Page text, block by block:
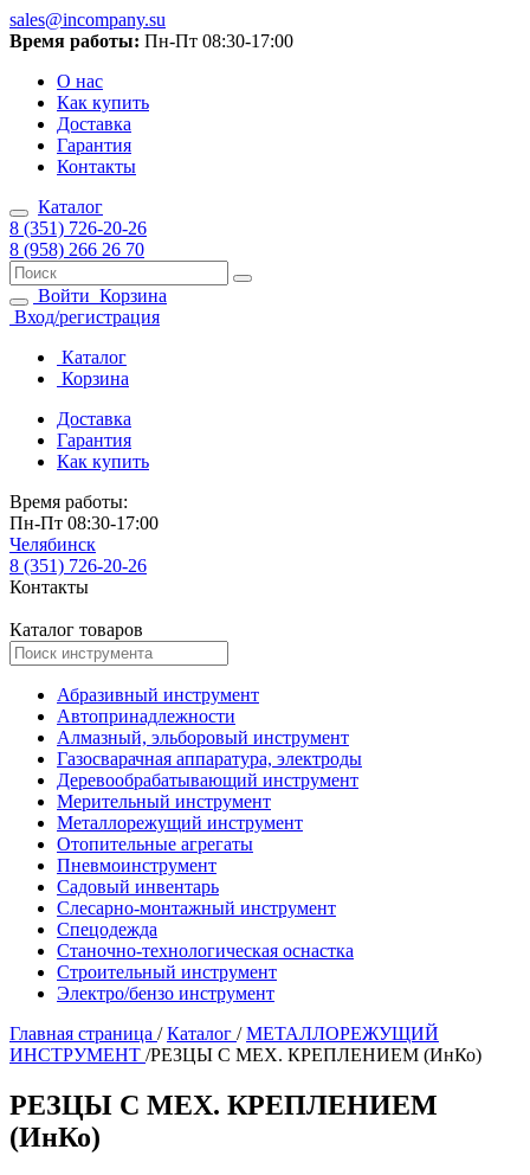
sales@incompany.su
Время работы: Пн-Пт 08:30-17:00
О нас
Как купить
Доставка
Гарантия
Контакты
Каталог
8 (351) 726-20-26
8 (958) 266 26 70
Войти Корзина
Вход/регистрация
Каталог
Корзина
Доставка
Гарантия
Как купить
Время работы:
Пн-Пт 08:30-17:00
Челябинск
8 (351) 726-20-26
Контакты
Каталог товаров
Абразивный инструмент
Автопринадлежности
Алмазный, эльборовый инструмент
Газосварачная аппаратура, электроды
Деревообрабатывающий инструмент
Мерительный инструмент
Металлорежущий инструмент
Отопительные агрегаты
Пневмоинструмент
Садовый инвентарь
Слесарно-монтажный инструмент
Спецодежда
Станочно-технологическая оснастка
Строительный инструмент
Электро/бензо инструмент
Главная страница / Каталог / МЕТАЛЛОРЕЖУЩИЙ
ИНСТРУМЕНТ /РЕЗЦЫ С МЕХ. КРЕПЛЕНИЕМ (ИнКо)
РЕЗЦЫ С МЕХ. КРЕПЛЕНИЕМ
(ИнКо)